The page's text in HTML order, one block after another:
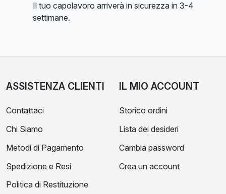
Il tuo capolavoro arriverà in sicurezza in 3-4
settimane.
ASSISTENZA CLIENTI
Contattaci
Chi Siamo
Metodi di Pagamento
Spedizione e Resi
Politica di Restituzione
IL MIO ACCOUNT
Storico ordini
Lista dei desideri
Cambia password
Crea un account